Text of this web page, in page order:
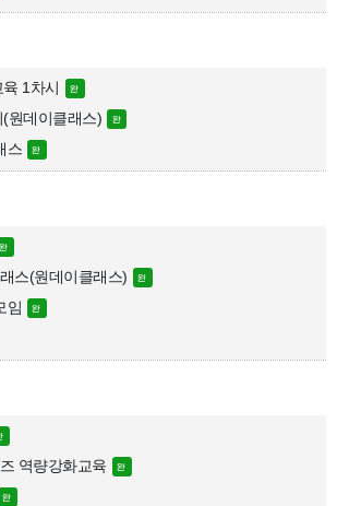
1차시
원데이클래스)
스
스(원데이클래스)
임
역량강화교육